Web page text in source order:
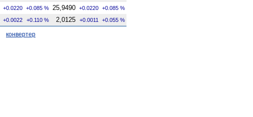
+0.0220 +0.085 % 25,9490 +0.0220 +0.085 %
+0.0022 +0.110 % 2,0125 +0.0011 +0.055 %
конвертер